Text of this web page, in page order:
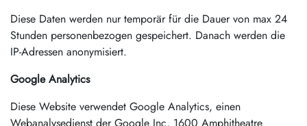
Diese Daten werden nur temporär für die Dauer von max 24
Stunden personenbezogen gespeichert. Danach werden die
IP-Adressen anonymisiert.
Google Analytics
Diese Website verwendet Google Analytics, einen